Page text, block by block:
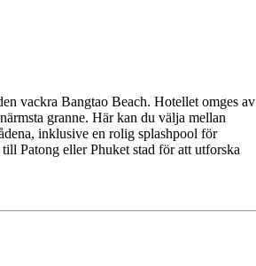
vackra Bangtao Beach. Hotellet omges av
granne. Här kan du välja mellan
inklusive en rolig splashpool för
Patong eller Phuket stad för att utforska